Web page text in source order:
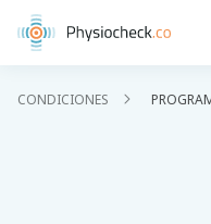
CONDICIONES